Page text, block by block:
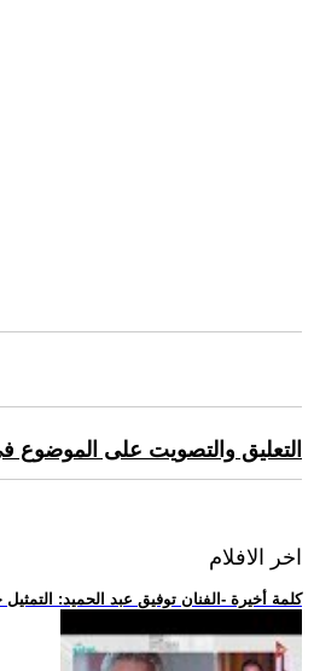
التعليق والتصويت على الموضوع
اخر الافلام
.. كلمة أخيرة -الفنان توفيق عبد الحميد: